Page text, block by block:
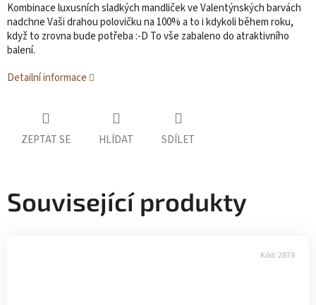
Kombinace luxusních sladkých mandliček ve Valentýnských barvách
nadchne Vaši drahou polovičku na 100% a to i kdykoli během roku,
když to zrovna bude potřeba :-D To vše zabaleno do atraktivního
balení.
Detailní informace
ZEPTAT SE HLÍDAT SDÍLET
Související produkty
Kód:2878